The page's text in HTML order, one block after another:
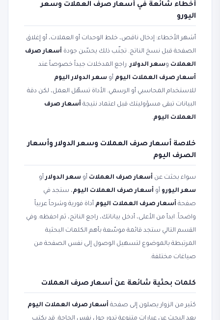
أخطاء شائعة في أسعار صرف العملات وسعر
اليورو
أشهر الأخطاء: إدخال ناقص، خلط الوحدات أو العملات، أو إغلاق
الصفحة قبل نسخ الناتج. تجنّب ذلك يحسّن جودة أسعار صرف
العملات وسعر الدولار. راجع المدخلات جيداً خصوصاً عند
أسعار صرف العملات اليوم أو سعر الدولار اليوم
للاستخدام المحاسبي أو الرسمي. الأداة تسهّل العمل، لكن دقة
البيانات تبقى مسؤوليتك قبل اعتماد نتيجة أسعار صرف
العملات اليوم.
خلاصة أسعار صرف العملات وسعر الدولار وأسعار
الصرف اليوم
سواء بحثت عن أسعار صرف العملات أو سعر الدولارأو
سعر اليورو أو أسعار صرف العملات اليوم، ستجد في
صفحة أسعار صرف العملات اليوم أداة فورية وشرحاً عربياً
واضحاً. ابدأ من الأعلى، أدخل بياناتك، راجع الناتج، ثم احفظه. وفي
القسم التالي ستجد قائمة موسّعة بأهم الكلمات البحثية
المرتبطة بالموضوع لتسهيل الوصول إلى نفس الصفحة من
صياغات مختلفة.
كلمات بحثية شائعة عن أسعار صرف العملات
كثير من الزوار يصلون إلى صفحة أسعار صرف العملات اليوم
بعد البحث عن عبارات متنوعة تدور حول نفس الحاجة. قد يكتب